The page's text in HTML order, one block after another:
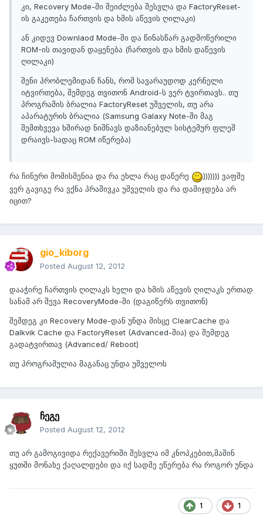
კი, Recovery Mode-ში შეიძლება შესვლა და FactoryReset-
ის გაკეთება ჩართვის და ხმის აწევის ღილაკი)
ან კიდევ Downlaod Mode-ში და წინასწარ გადმოწერილი
ROM-ის თავიდან დაყენება (ჩართვის და ხმის დაწევის
ღილაკი)
შენი პრობლემიდან ჩანს, რომ სავარაუდოდ კერნელი
იტვირთება, შემდეგ თვითონ Android-ს ვერ ტვირთავს.. თუ
პროგრამის ბრალია FactoryReset უშველის, თუ არა
აპარატურის ბრალია (Samsung Galaxy Note-ში მაგ
შემთხვევა ხშირად ნიშნავს დაზიანებულ სისტემურ ფლეშ
დრაივს-სადაც ROM იწერება)
რა ჩინური მომისმენია და რა ეხლა რაც დაწერე
))))))) ვაფშე
ვერ გავიგე რა ვქნა პრაშივკა უშველის და რა დამიჯდება არ
იცით?
gio_kiborg
Posted August 12, 2012
დააჭირე ჩართვის ღილაკს ხელი და ხმის აწევის ღილაკს ერთად
სანამ არ შევა RecoveryMode-ში (დაგიწერს თვითონ)
შემდეგ კი Recovery Mode-დან უნდა მისცე ClearCache და
Dalkvik Cache და FactoryReset (Advanced-შია) და შემდეგ
გადატვირთავ (Advanced/ Reboot)
თუ პროგრამულია მაგანაც უნდა უშველოს
ჩეგე
Posted August 12, 2012
თუ არ გამოგივიდა რექავერიში შესვლა იმ კნოპკებით,მაშინ
ყუთში მონახე ქაღალდები და იქ სადმე ეწერება რა როგორ უნდა
1 1